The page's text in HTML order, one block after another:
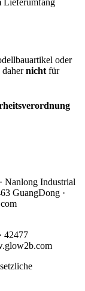
oder
dahernicht für
Nanlong Industrial
GuangDong ·
42477